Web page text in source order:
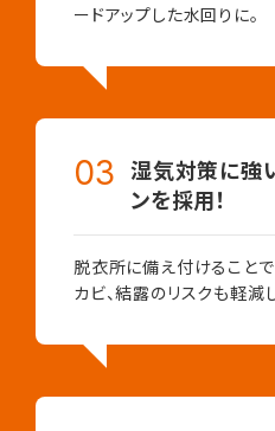
ードアップした水回りに。
湿気対策に強
ンを採用！
脱衣所に備え付けること
カビ、結露のリスクも軽減